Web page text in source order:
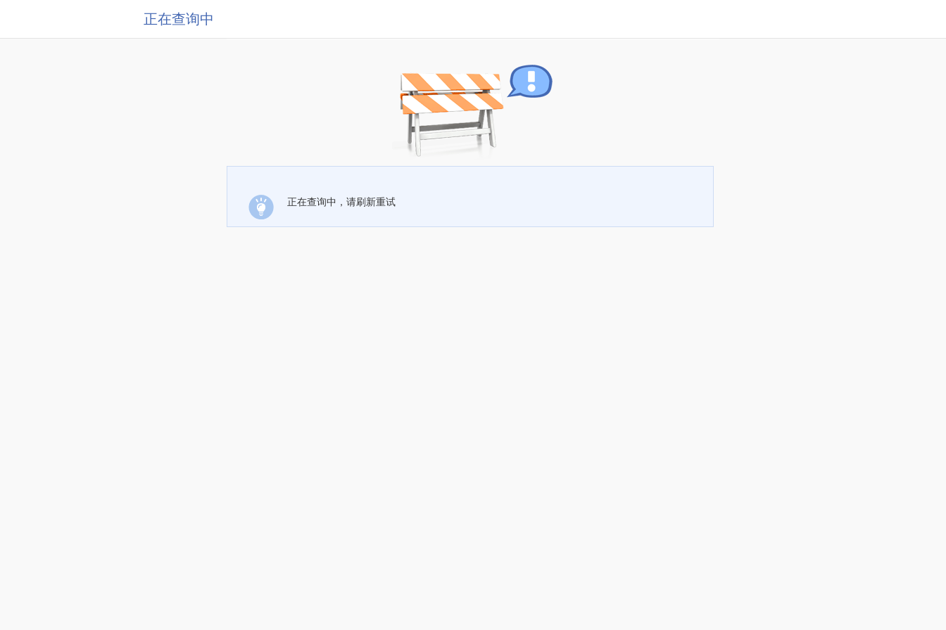
正在查询中
正在查询中，请刷新重试